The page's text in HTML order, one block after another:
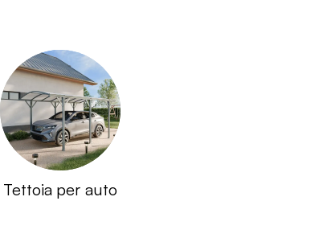
Tettoia per auto